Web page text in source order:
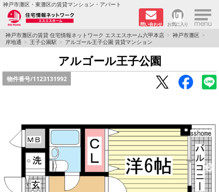
神戸市灘区・東灘区の賃貸マンション・アパート
問い合わせ お気に入り ×
TOPページ
学生さん向け物件
ペット飼育可物件
路線·駅から探す
地域から探す
神戸市灘区の賃貸 住宅情報ネットワーク エスエスホーム六甲本店
神戸市灘区
岸地通
王子公園駅 アルゴール王子公園 賃貸マンション
アルゴール王子公園
物件番号/1123131992